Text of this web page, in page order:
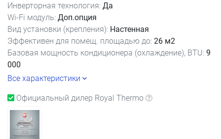
Инверторная технология: Да
Wi-Fi модуль: Доп.опция
Вид установки (крепления): Настенная
Эффективен для помещ. площадью до: 26 м2
Базовая мощность кондиционера (охлаждение), BTU: 9
000
Все характеристики
Официальный дилер Royal Thermo